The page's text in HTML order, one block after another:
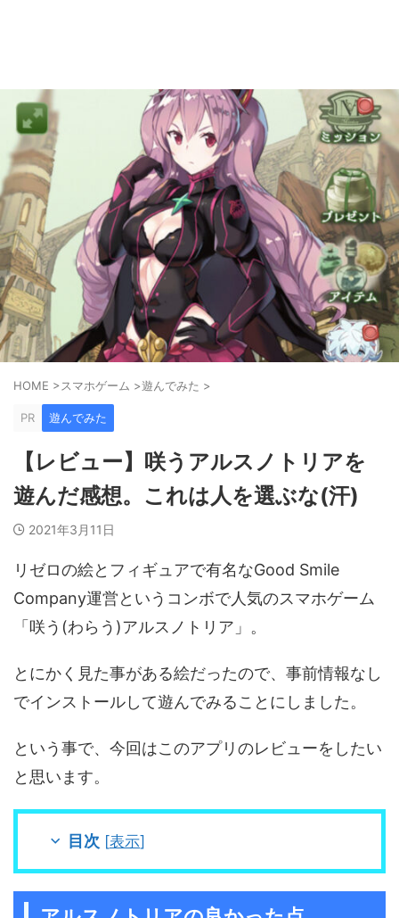
HOME >スマホゲーム >遊んでみた >
PR 遊んでみた
【レビュー】咲うアルスノトリアを
遊んだ感想。これは人を選ぶな(汗)
2021年3月11日
リゼロの絵とフィギュアで有名なGood Smile
Company運営というコンボで人気のスマホゲーム
「咲う(わらう)アルスノトリア」。
とにかく見た事がある絵だったので、事前情報なし
でインストールして遊んでみることにしました。
という事で、今回はこのアプリのレビューをしたい
と思います。
目次 [表示]